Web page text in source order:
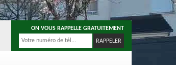
ON VOUS RAPPELLE GRATUITEMENT